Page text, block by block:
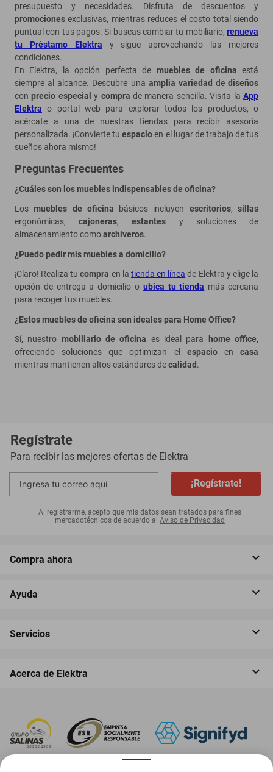
presupuesto y necesidades. Disfruta de descuentos y
promociones exclusivas, mientras reduces el costo total siendo
puntual con tus pagos. Si buscas cambiar tu mobiliario, renueva
tu Préstamo Elektra y sigue aprovechando las mejores
condiciones.
En Elektra, la opción perfecta de muebles de oficina está
siempre al alcance. Descubre una amplia variedad de diseños
conprecio especial y compra de manera sencilla. Visita laApp
Elektra o portal web para explorar todos los productos, o
acércate a una de nuestras tiendas para recibir asesoría
personalizada. ¡Convierte tuespacioen el lugar de trabajo de tus
sueños ahora mismo!
Preguntas Frecuentes
¿Cuáles son los muebles indispensables de oficina?
Losmuebles de oficina básicos incluyen escritorios,sillas
ergonómicas,cajoneras,estantes y soluciones de
almacenamiento comoarchiveros.
¿Puedo pedir mis muebles a domicilio?
¡Claro! Realiza tucompra en la tienda en línea de Elektra y elige la
opción de entrega a domicilio o ubica tu tienda más cercana
para recoger tus muebles.
¿Estos muebles de oficina son ideales para Home Office?
Sí, nuestro mobiliario de oficina es ideal para home office,
ofreciendo soluciones que optimizan el espacioencasa
mientras mantienen altos estándares decalidad .
Regístrate
Para recibir las mejores ofertas de Elektra
¡Regístrate!
Al registrarme, acepto que mis datos sean tratados para fines
mercadotécnicos de acuerdo al Aviso de Privacidad
Compra ahora
Ayuda
Servicios
Acerca de Elektra